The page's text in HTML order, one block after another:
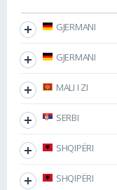
GJERMANI
GJERMANI
MALI I ZI
SERBI
SHQIPËRI
SHQIPËRI